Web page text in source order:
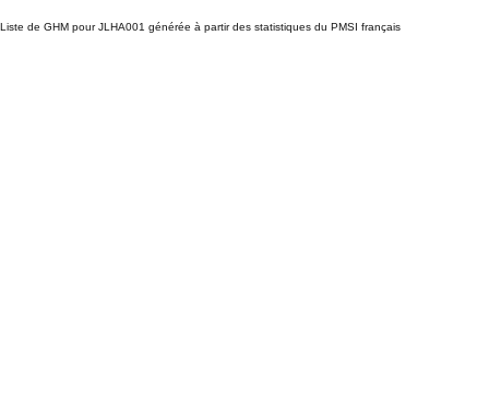
Liste de GHM pour JLHA001 générée à partir des statistiques du PMSI français